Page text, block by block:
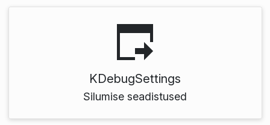
KDebugSettings
Silumise seadistused